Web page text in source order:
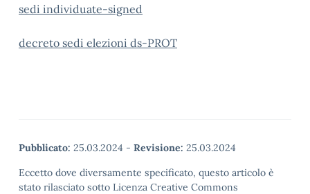
sedi individuate-signed
decreto sedi elezioni ds-PROT
Pubblicato: 25.03.2024 - Revisione: 25.03.2024
Eccetto dove diversamente specificato, questo articolo è
stato rilasciato sotto Licenza Creative Commons